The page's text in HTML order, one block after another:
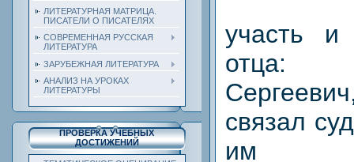
ЛИТЕРАТУРНАЯ МАТРИЦА.
ПИСАТЕЛИ О ПИСАТЕЛЯХ
СОВРЕМЕННАЯ РУССКАЯ
ЛИТЕРАТУРА
ЗАРУБЕЖНАЯ ЛИТЕРАТУРА
АНАЛИЗ НА УРОКАХ
ЛИТЕРАТУРЫ
ПРОВЕРКА УЧЕБНЫХ
ДОСТИЖЕНИЙ
участь
отца:
связал
им